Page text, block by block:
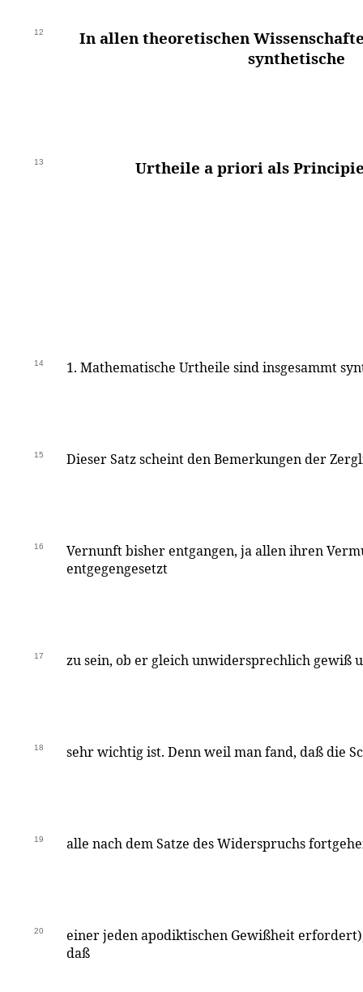
12
In allen theoretischen
synthetische
13 Urtheile a priori als
14 1. Mathematische Urtheile sind insgesammt
15 Dieser Satz scheint den Bemerkungen der
16
Vernunft bisher entgangen, ja allen ihren
entgegengesetzt
17 zu sein, ob er gleich unwidersprechlich gewiß
18 sehr wichtig ist. Denn weil man fand, daß die
19 alle nach dem Satze des Widerspruchs
20
einer jeden apodiktischen Gewißheit
daß